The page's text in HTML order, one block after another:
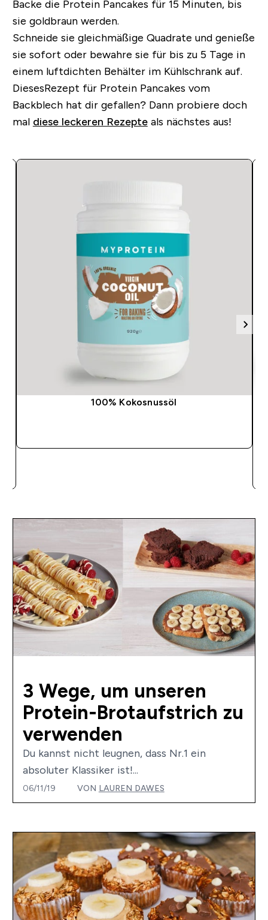
Backe die Protein Pancakes für 15 Minuten, bis
sie goldbraun werden.
Schneide sie gleichmäßige Quadrate und genieße
sie sofort oder bewahre sie für bis zu 5 Tage in
einem luftdichten Behälter im Kühlschrank auf.
DiesesRezept für Protein Pancakes vom
Backblech hat dir gefallen?Dann probiere doch
mal diese leckeren Rezepteals nächstes aus!
100% Kokosnussöl
3 Wege, um unseren
Protein-Brotaufstrich zu
verwenden
Du kannst nicht leugnen, dass Nr.1 ein
absoluter Klassiker ist!...
06/11/19 VON LAUREN DAWES